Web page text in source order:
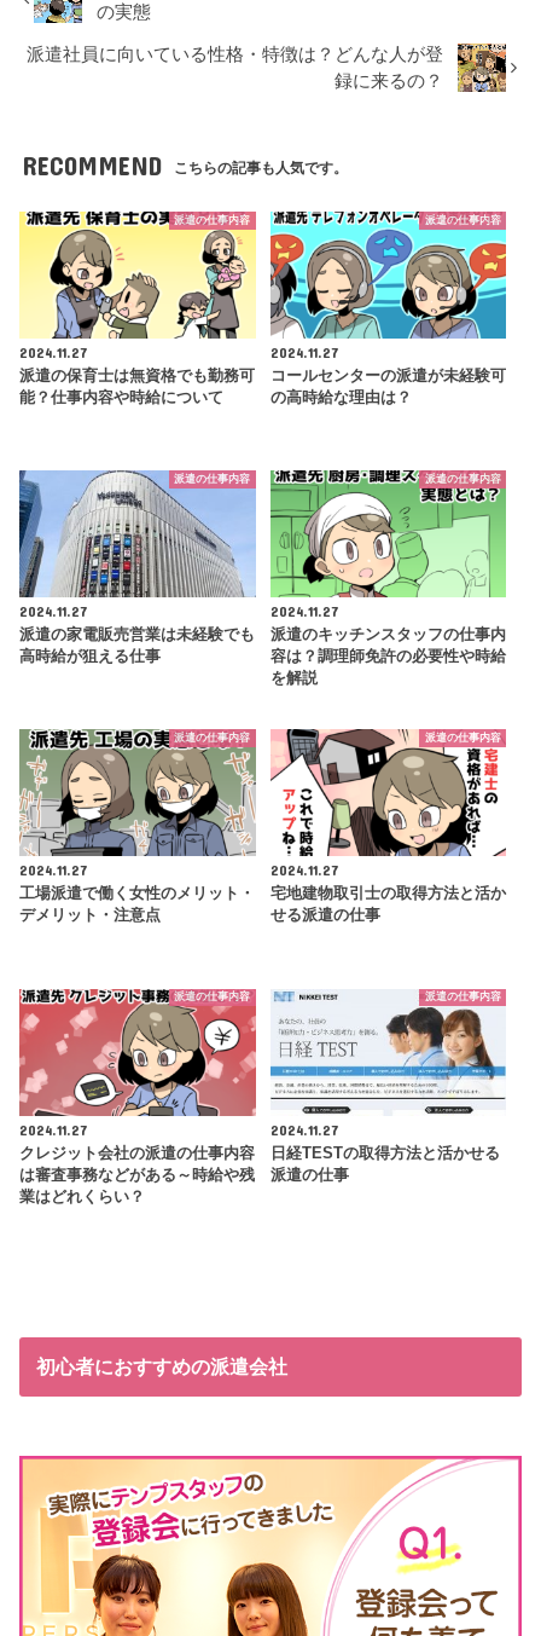
の実態
派遣社員に向いている性格・特徴は？どんな人が登
録に来るの？
RECOMMEND こちらの記事も人気です。
派遣の仕事内容
2024.11.27
派遣の保育士は無資格でも勤務可
能？仕事内容や時給について
派遣の仕事内容
2024.11.27
コールセンターの派遣が未経験可
の高時給な理由は？
派遣の仕事内容
2024.11.27
派遣の家電販売営業は未経験でも
高時給が狙える仕事
派遣の仕事内容
2024.11.27
派遣のキッチンスタッフの仕事内
容は？調理師免許の必要性や時給
を解説
派遣の仕事内容
2024.11.27
工場派遣で働く女性のメリット・
デメリット・注意点
派遣の仕事内容
2024.11.27
宅地建物取引士の取得方法と活か
せる派遣の仕事
派遣の仕事内容
2024.11.27
クレジット会社の派遣の仕事内容
は審査事務などがある～時給や残
業はどれくらい？
派遣の仕事内容
2024.11.27
日経TESTの取得方法と活かせる
派遣の仕事
初心者におすすめの派遣会社